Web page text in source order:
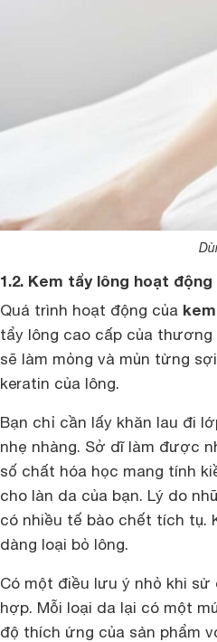
1.2. Kem tẩy lông hoạt
Quá trình hoạt động của
tẩy lông cao cấp của
sẽ làm mỏng và mủn từng
keratin của lông.
Bạn chỉ cần lấy khăn lau đi
nhẹ nhàng. Sở dĩ làm được
số chất hóa học mang tính
cho làn da của bạn. Lý do
có nhiều tế bào chết tích tụ.
dàng loại bỏ lông.
Có một điều lưu ý nhỏ khi
hợp. Mỗi loại da lại có một
độ thích ứng của sản phẩm